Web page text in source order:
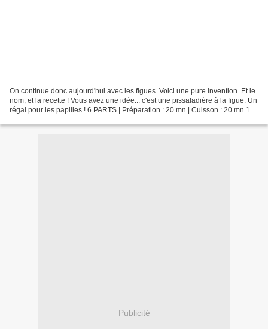
On continue donc aujourd'hui avec les figues. Voici une pure invention. Et le
nom, et la recette ! Vous avez une idée... c'est une pissaladière à la figue. Un
régal pour les papilles ! 6 PARTS | Préparation : 20 mn | Cuisson : 20 mn 1
Publicité